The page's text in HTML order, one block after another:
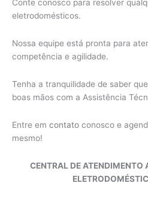
Conte conosco para resolver
eletrodomésticos.
Nossa equipe está pronta para
competência e agilidade.
Tenha a tranquilidade de saber
boas mãos com a Assistência
Entre em contato conosco e
mesmo!
CENTRAL DE ATENDIMENTO